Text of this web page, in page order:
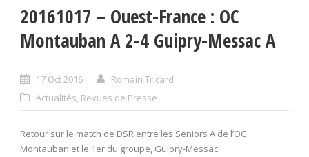
20161017 – Ouest-France : OC
Montauban A 2-4 Guipry-Messac A
17 Oct 2016
Romain Tricard
Actualités, Revues de Presse
Retour sur le match de DSR entre les Seniors A de l’OC
Montauban et le 1er du groupe, Guipry-Messac !